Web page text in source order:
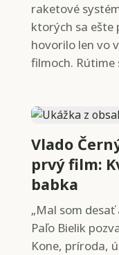
raketové
ktorých sa ešte
hovorilo len vo
filmoch. Rútime
Vlado
prvý film:
babka
„Mal som
Paľo Bielik
Kone, príroda,